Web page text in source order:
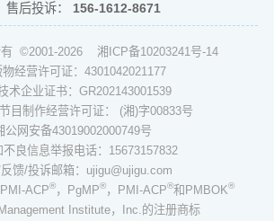
售后投诉： 156-1612-8671
有 ©2001-2026 湘ICP备10203241号-14
物经营许可证：4301042021177
术企业证书：GR202143001539
目制作经营许可证： (湘)字00833号
公网安备43019002000749号
不良信息举报电话：15673157832
馈/投诉邮箱：ujigu@ujigu.com
ACP®，PgMP®，PMI-ACP®和PMBOK®
Institute，Inc.的注册商标